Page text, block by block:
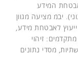
המידע
יבמ מציעה מגוון
לאבטחת מידע,
זיהוי
מסדי נתונים